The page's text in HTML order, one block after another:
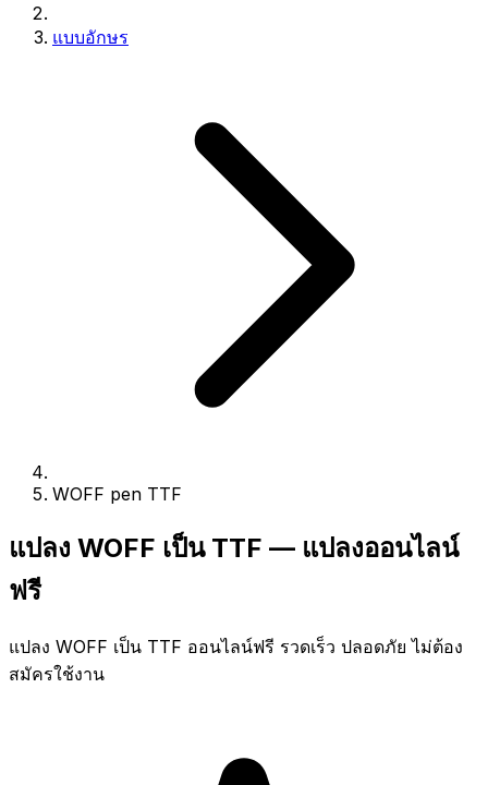
แบบอักษร
WOFF pen TTF
แปลง WOFF เป็น TTF — แปลงออนไลน์
ฟรี
แปลง WOFF เป็น TTF ออนไลน์ฟรี รวดเร็ว ปลอดภัย ไม่ต้อง
สมัครใช้งาน